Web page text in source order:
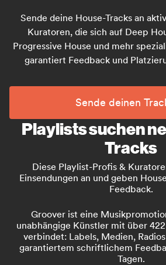
Sende deine House-Tracks an
Kuratoren, die sich auf Deep
Progressive House und mehr
garantiert Feedback und
Sende deinen
Playlists suchen
Tracks
Diese Playlist-Profis &
Einsendungen an und geben
Feedback.
Groover ist eine
unabhängige Künstler mit über
verbindet: Labels, Medien,
garantiertem schriftlichem
Tagen.